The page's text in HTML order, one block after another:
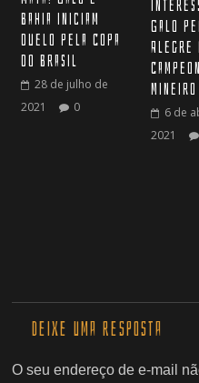
Bahia iniciam
duelo pela Copa
do Brasil
28 de julho de
2021
0
Galo
Alegre
Mineiro
6 de
2021
Deixe uma resposta
O seu endereço de e-mail